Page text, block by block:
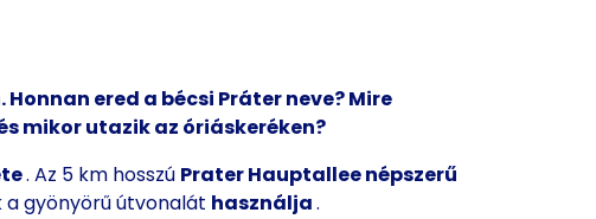
Honnan ered a bécsi Práter neve? Mire
mikor utazik az óriáskeréken?
. Az 5 km hosszú Prater Hauptallee népszerű
gyönyörű útvonalát használja.